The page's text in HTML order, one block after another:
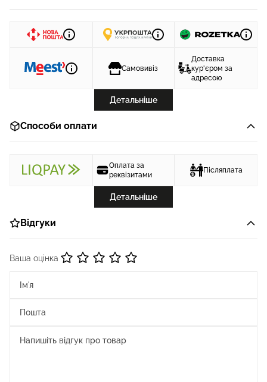
Самовивіз
Доставка
кур'єром за
адресою
Детальніше
Способи оплати
Оплата за
реквізитами
Післяплата
Детальніше
Відгуки
Ваша оцінка